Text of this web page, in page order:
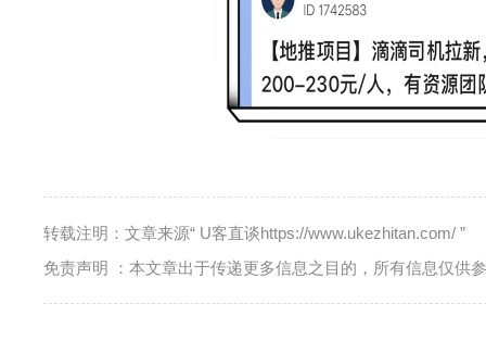
转载注明：文章来源“ U客直谈https://www.ukezhitan.com/ ”
免责声明 ：本文章出于传递更多信息之目的，所有信息仅供